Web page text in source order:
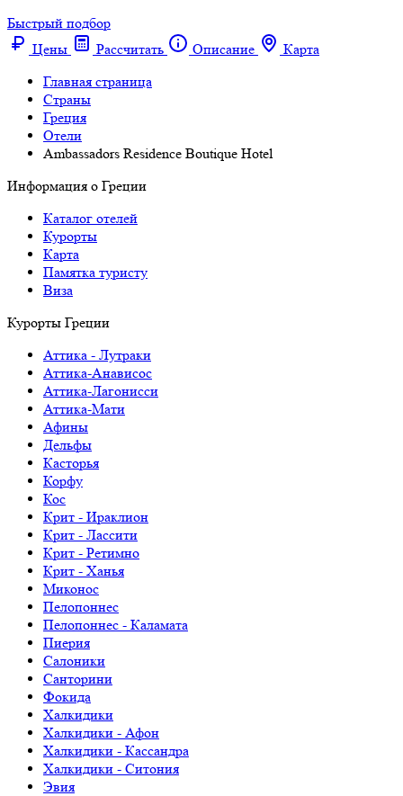
Быстрый подбор
Цены
Рассчитать Описание
Карта
Главная страница
Cтраны
Греция
Отели
Ambassadors Residence Boutique Hotel
Информация о Греции
Каталог отелей
Курорты
Карта
Памятка туристу
Виза
Курорты Греции
Аттика - Лутраки
Аттика-Анависос
Аттика-Лагонисси
Аттика-Мати
Афины
Дельфы
Касторья
Корфу
Кос
Крит - Ираклион
Крит - Лассити
Крит - Ретимно
Крит - Ханья
Миконос
Пелопоннес
Пелопоннес - Каламата
Пиерия
Салоники
Санторини
Фокида
Халкидики
Халкидики - Афон
Халкидики - Кассандра
Халкидики - Ситония
Эвия